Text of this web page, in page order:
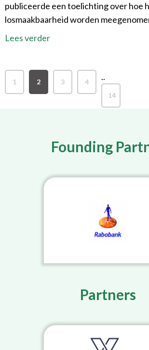
publiceerde een toelichting over hoe
losmaakbaarheid worden
Lees verder
1 2 3 4 ..
14
Founding
Partners